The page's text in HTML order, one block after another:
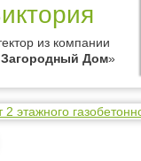
из компании
Дом»